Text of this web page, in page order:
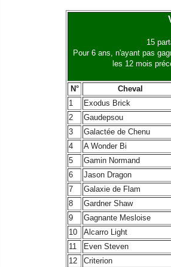
15
Pour 6 ans, n'ayant pas
les 12 mois
N°
Cheval
1
Exodus Brick
2
Gaudepsou
3
Galactée de Chenu
4
A Wonder Bi
5
Gamin Normand
6
Jason Dragon
7
Galaxie de Flam
8
Gardner Shaw
9
Gagnante Mesloise
10
Alcarro Light
11
Even Steven
12
Criterion